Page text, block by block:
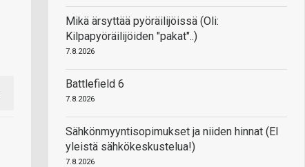
Mikä ärsyttää pyöräilijöissä (Oli:
Kilpapyöräilijöiden "pakat"..)
7.8.2026
Battlefield 6
7.8.2026
Sähkönmyyntisopimukset ja niiden hinnat (EI
yleistä sähkökeskustelua!)
7.8.2026